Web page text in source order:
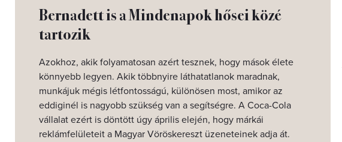
Bernadett is a Mindenapok hősei közé
tartozik
Azokhoz, akik folyamatosan azért tesznek, hogy mások élete
könnyebb legyen. Akik többnyire láthatatlanok maradnak,
munkájuk mégis létfontosságú, különösen most, amikor az
eddiginél is nagyobb szükség van a segítségre. A Coca-Cola
vállalat ezért is döntött úgy április elején, hogy márkái
reklámfelületeit a Magyar Vöröskereszt üzeneteinek adja át.